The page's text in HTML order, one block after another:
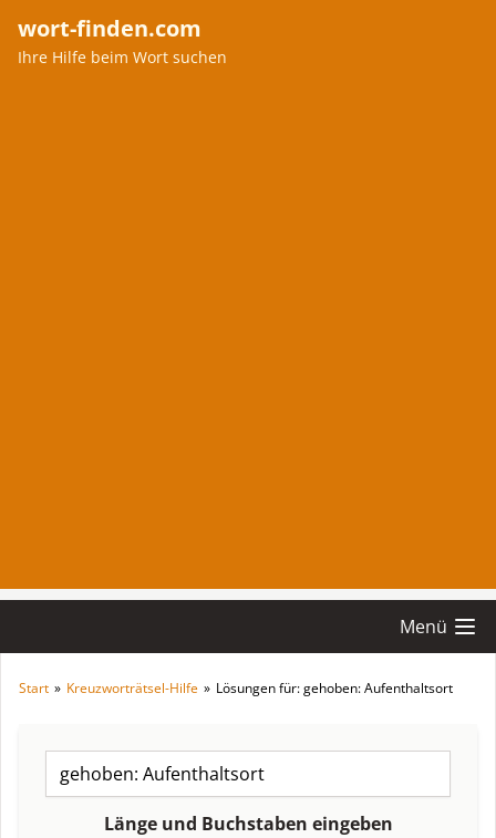
wort-finden.com
Ihre Hilfe beim Wort suchen
Menü
Start » Kreuzworträtsel-Hilfe » Lösungen für: gehoben: Aufenthaltsort
Länge und Buchstaben eingeben